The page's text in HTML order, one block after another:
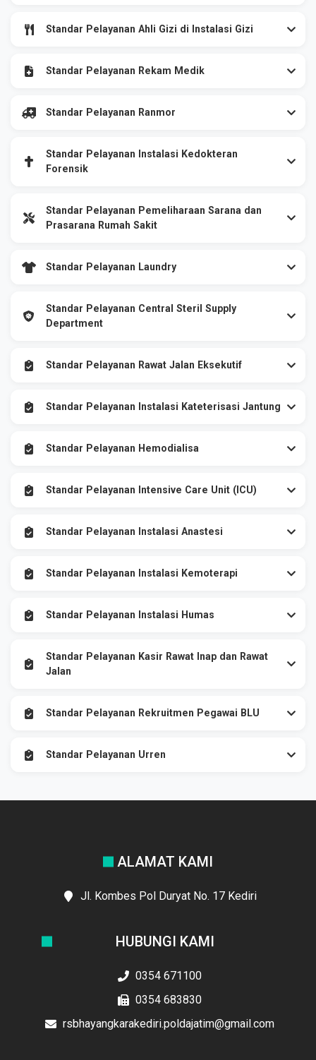
Standar Pelayanan Ahli Gizi di Instalasi Gizi
Standar Pelayanan Rekam Medik
Standar Pelayanan Ranmor
Standar Pelayanan Instalasi Kedokteran
Forensik
Standar Pelayanan Pemeliharaan Sarana dan
Prasarana Rumah Sakit
Standar Pelayanan Laundry
Standar Pelayanan Central Steril Supply
Department
Standar Pelayanan Rawat Jalan Eksekutif
Standar Pelayanan Instalasi Kateterisasi Jantung
Standar Pelayanan Hemodialisa
Standar Pelayanan Intensive Care Unit (ICU)
Standar Pelayanan Instalasi Anastesi
Standar Pelayanan Instalasi Kemoterapi
Standar Pelayanan Instalasi Humas
Standar Pelayanan Kasir Rawat Inap dan Rawat
Jalan
Standar Pelayanan Rekruitmen Pegawai BLU
Standar Pelayanan Urren
ALAMAT KAMI
Jl. Kombes Pol Duryat No. 17 Kediri
HUBUNGI KAMI
0354 671100
0354 683830
rsbhayangkarakediri.poldajatim@gmail.com